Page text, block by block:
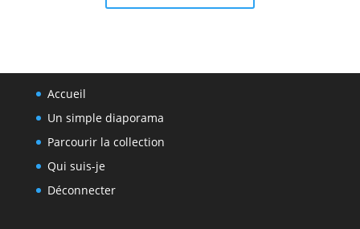
Accueil
Un simple diaporama
Parcourir la collection
Qui suis-je
Déconnecter